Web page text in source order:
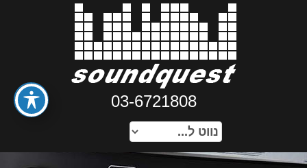
03-6721808